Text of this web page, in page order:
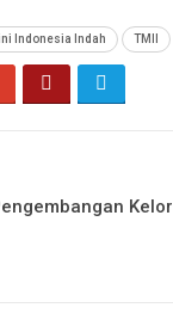
Indonesia Indah TMII
Kelor